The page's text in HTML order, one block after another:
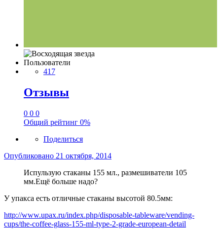
Пользователи
417
Отзывы
0 0 0
Общий рейтинг 0%
Поделиться
Опубликовано 21 октября, 2014
Испульзую стаканы 155 мл., размешиватели 105
мм.Ещё больше надо?
У упакса есть отличные стаканы высотой 80.5мм:
http://www.upax.ru/index.php/disposable-tableware/vending-
cups/the-coffee-glass-155-ml-type-2-grade-european-detail